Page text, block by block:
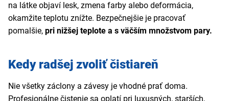
na látke objaví lesk, zmena farby alebo deformácia,
okamžite teplotu znížte. Bezpečnejšie je pracovať
pomalšie, pri nižšej teplote a s väčším množstvom pary.
Kedy radšej zvoliť čistiareň
Nie všetky záclony a závesy je vhodné prať doma.
Profesionálne čistenie sa oplatí pri luxusných, starších,